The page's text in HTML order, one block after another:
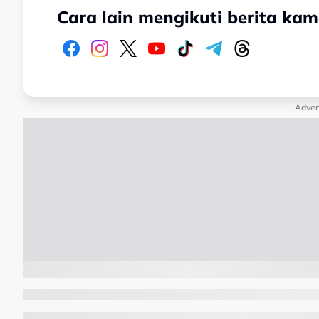
Cara lain mengikuti berita